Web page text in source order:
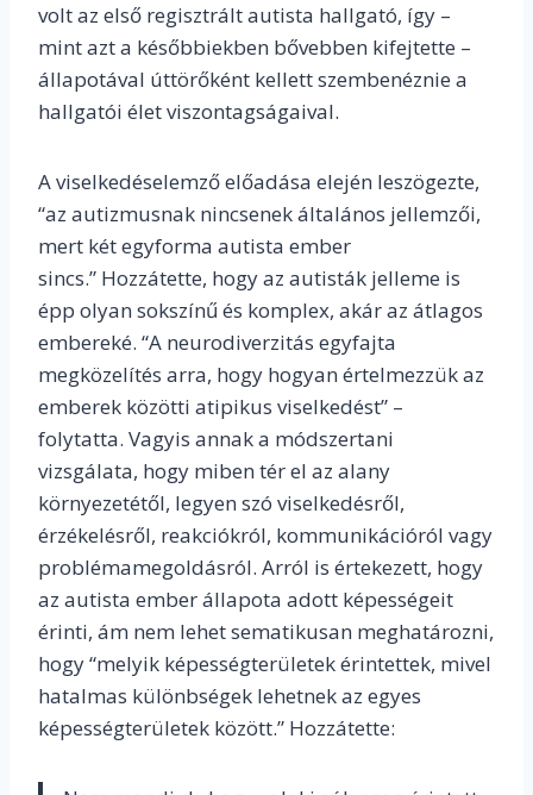
volt az első regisztrált autista hallgató, így –
mint azt a későbbiekben bővebben kifejtette –
állapotával úttörőként kellett szembenéznie a
hallgatói élet viszontagságaival.
A viselkedéselemző előadása elején leszögezte,
“az autizmusnak nincsenek általános jellemzői,
mert két egyforma autista ember
sincs.” Hozzátette, hogy az autisták jelleme is
épp olyan sokszínű és komplex, akár az átlagos
embereké. “A neurodiverzitás egyfajta
megközelítés arra, hogy hogyan értelmezzük az
emberek közötti atipikus viselkedést” –
folytatta. Vagyis annak a módszertani
vizsgálata, hogy miben tér el az alany
környezetétől, legyen szó viselkedésről,
érzékelésről, reakciókról, kommunikációról vagy
problémamegoldásról. Arról is értekezett, hogy
az autista ember állapota adott képességeit
érinti, ám nem lehet sematikusan meghatározni,
hogy “melyik képességterületek érintettek, mivel
hatalmas különbségek lehetnek az egyes
képességterületek között.” Hozzátette: